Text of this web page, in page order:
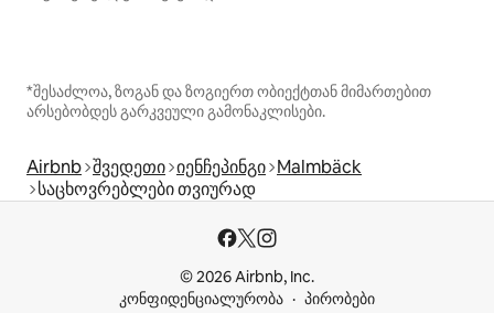
*შესაძლოა, ზოგან და ზოგიერთ ობიექტთან მიმართებით
არსებობდეს გარკვეული გამონაკლისები.
Airbnb შვედეთი იენჩეპინგი Malmbäck
საცხოვრებლები თვიურად
© 2026 Airbnb, Inc.
კონფიდენციალურობა
პირობები